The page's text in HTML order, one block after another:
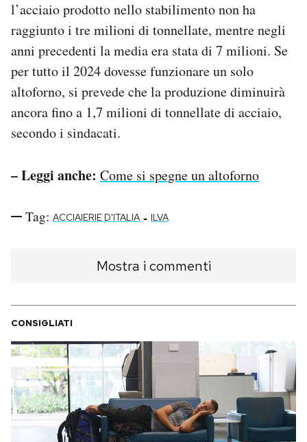
l’acciaio prodotto nello stabilimento non ha
raggiunto i tre milioni di tonnellate, mentre negli
anni precedenti la media era stata di 7 milioni. Se
per tutto il 2024 dovesse funzionare un solo
altoforno, si prevede che la produzione diminuirà
ancora fino a 1,7 milioni di tonnellate di acciaio,
secondo i sindacati.
– Leggi anche: Come si spegne un altoforno
Tag: ACCIAIERIE D'ITALIA - ILVA
Mostra i commenti
CONSIGLIATI